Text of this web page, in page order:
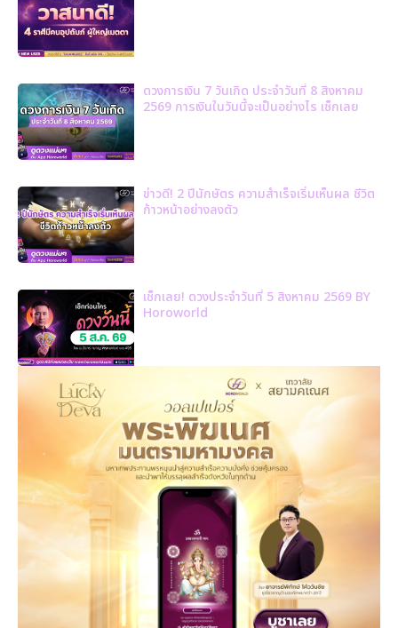
ดวงการเงิน 7 วันเกิด ประจำวันที่ 8 สิงหาคม
2569 การเงินในวันนี้จะเป็นอย่างไร เช็กเลย
ข่าวดี! 2 ปีนักษัตร ความสำเร็จเริ่มเห็นผล ชีวิต
ก้าวหน้าอย่างลงตัว
เช็กเลย! ดวงประจำวันที่ 5 สิงหาคม 2569 BY
Horoworld